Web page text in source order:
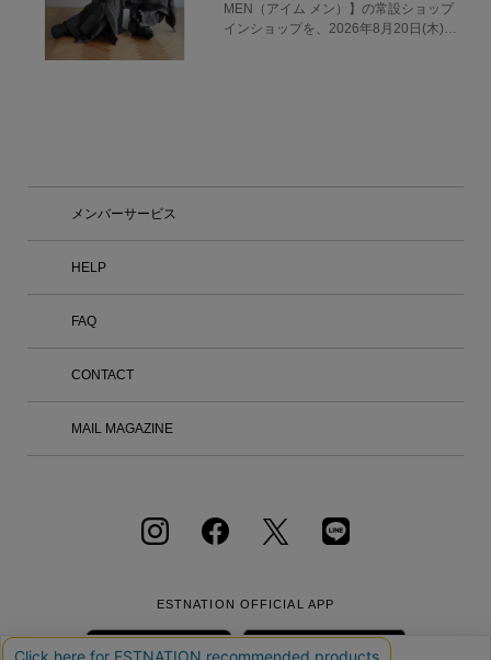
MEN（アイム メン）】の常設ショップ
インショップを、2026年8月20日(木)に
タートしたIM MEN（アイム メン）は、
りの可能性を追求しています。 ブラン
った、人間の創造性と感性から生まれる
み出される。そんな精神を引き継いでい
議論を重ねながら実験的なプロセスを共
有し、技術とデザイン、クリエイション
0-2 六本木ヒルズ ヒルサイド けやき坂
0:00 オープン日：2026年8月20日
メンバーサービス
HELP
FAQ
CONTACT
MAIL MAGAZINE
ESTNATION OFFICIAL APP